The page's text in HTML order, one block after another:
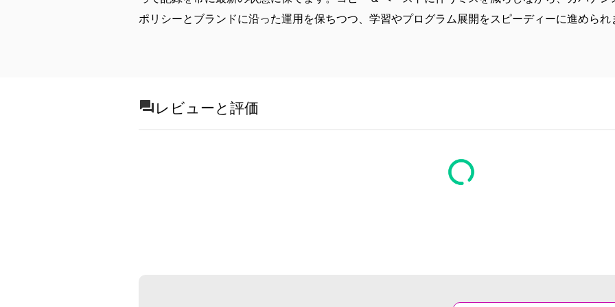
ポリシーとブランドに沿った運用を保ちつつ、学習やプログラム展開をスピーディーに進められ
レビューと評価